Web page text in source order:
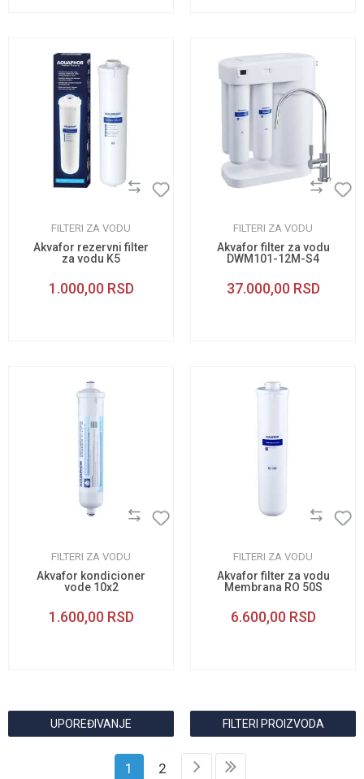
FILTERI ZA VODU
Akvafor rezervni filter
za vodu K5
1.000,00 RSD
FILTERI ZA VODU
Akvafor filter za vodu
DWM101-12M-S4
37.000,00 RSD
FILTERI ZA VODU
Akvafor kondicioner
vode 10x2
1.600,00 RSD
FILTERI ZA VODU
Akvafor filter za vodu
Membrana RO 50S
6.600,00 RSD
UPOREĐIVANJE FILTERI PROIZVODA
1 2